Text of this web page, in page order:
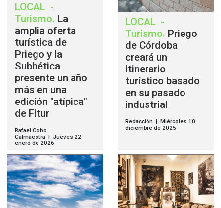
LOCAL -
Turismo. La
amplia oferta
turística de
Priego y la
Subbética
presente un año
más en una
edición "atípica"
de Fitur
Rafael Cobo
Calmaestra | Jueves 22
enero de 2026
LOCAL -
Turismo. Priego
de Córdoba
creará un
itinerario
turístico basado
en su pasado
industrial
Redacción | Miércoles 10
diciembre de 2025